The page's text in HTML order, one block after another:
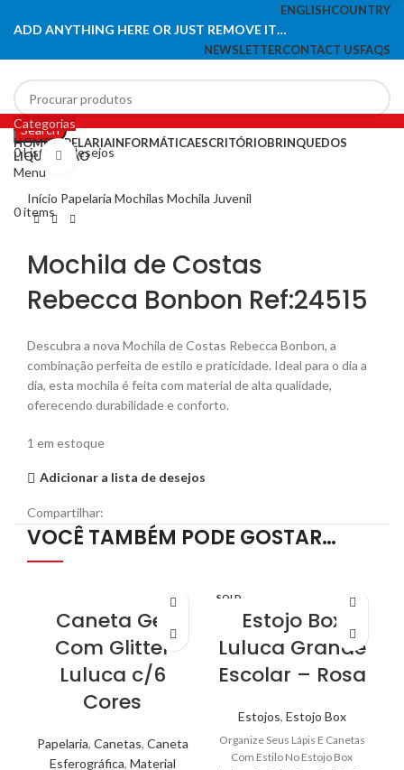
ENGLISHCOUNTRY
ADD ANYTHING HERE OR JUST REMOVE IT…
NEWSLETTERCONTACT USFAQS
Search
0Lista de desejos
Menu
0items
Categorias
HOMEPAPELARIAINFORMÁTICAESCRITÓRIOBRINQUEDOS
LIQUIDAÇÃOClick to enlarge
Início Papelaria Mochilas Mochila Juvenil
Mochila de Costas
Rebecca Bonbon Ref:24515
Descubra a nova Mochila de Costas Rebecca Bonbon, a
combinação perfeita de estilo e praticidade. Ideal para o dia a
dia, esta mochila é feita com material de alta qualidade,
oferecendo durabilidade e conforto.
1 em estoque
Adicionar a lista de desejos
Compartilhar:
VOCÊ TAMBÉM PODE GOSTAR…
Caneta Gel
Com Glitter
Luluca c/6
Cores
Papelaria, Canetas, Caneta
Esferográfica, Material
SOLD
Estojo Box
Luluca Grande
Escolar – Rosa
Estojos, Estojo Box
Organize Seus Lápis E Canetas
Com Estilo No Estojo Box